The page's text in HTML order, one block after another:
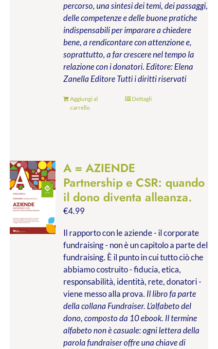
percorso, una sintesi dei temi, dei passaggi,
delle competenze e delle buone pratiche
indispensabili per imparare a chiedere
bene, a rendicontare con attenzione e,
soprattutto, a far crescere nel tempo la
relazione con i donatori. Editore: Elena
Zanella EditoreTutti i diritti riservati
Aggiungi al
carrello
Dettagli
A = AZIENDE
Partnership e CSR: quando
il dono diventa alleanza.
€4.99
Il rapporto con le aziende - il corporate
fundraising - non è un capitolo a parte del
fundraising. È il punto in cui tutto ciò che
abbiamo costruito - fiducia, etica,
responsabilità, identità, rete, donatori -
viene messo alla prova. Il libro fa parte
della collana Fundraiser. L’alfabeto del
dono, composto da 10 ebook. Il termine
alfabeto non è casuale: ogni lettera della
parola fundraiser offre una chiave di